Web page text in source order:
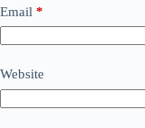
Email *
Website